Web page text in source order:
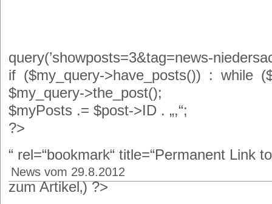
query(’showposts=3&tag=news-
if ($my_query->have_posts()) : while
$my_query->the_post();
$myPosts .= $post->ID . „,“;
?>
“ rel=“bookmark“ title=“Permanent Link
News vom 29.8.2012
zum Artikel‚) ?>